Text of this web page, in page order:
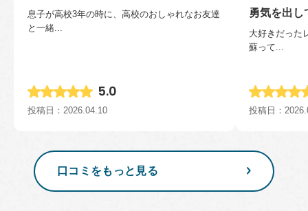
息子が高校3年の時に、高校のおしゃれなお友達
と一緒...
5.0
投稿日 2026.04.10
勇気を出し
大好きだった
蘇って...
投稿日
口コミをもっと見る